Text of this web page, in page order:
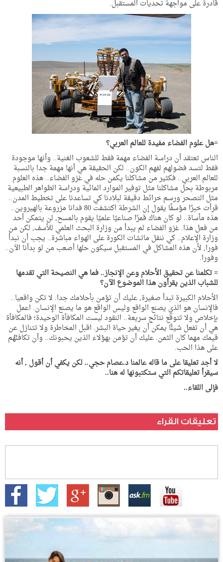
قادرة على مواجهة تحديات المستقبل.
=هل علوم الفضاء مفيدة للعالم العربي؟
الناس تعتقد أن دراسة الفضاء مهمة فقط للشعوب الغنية.. وأنها موجودة
فقط لتسد فضولهم لفهم الكون.. لكن الحقيقة هي أنها مهمة جدا بالنسبة
للعالم العربي.. فكثير من مشاكلنا يكمن حله في غزو الفضاء.. هذه العلوم
مربوطة بحل مشاكلنا مثل توفير الموارد المائية ودراسة الظواهر الطبيعية
مثل التصحر ورسم خرائط دقيقة لبلادنا كي تساعدنا على تخطيط المدن..
قرأت خبرًا مؤسفًا يقول إن الشرطة اكتشفت 80 فدانا مزروعة بالهيروين..
هذه مأساة.. لو كان هناك قمرًا صناعيًا علميًا يقوم بالمسح, لن يتمكن أحد
من فعل هذا. غزو الفضاء لم يبدأ من وزارة البحث العلمي للأسف, لكن من
وزارة الإعلام.. كي ننقل ماتشات الكورة على الهواء مباشرة.. يجب أن نبدأ
فورا, لأن هذه المشاكل في المستقبل سيكون حلها أصعب من لو بدأنا الآن..
وفورا.
=تكلمنا عن تحقيق الأحلام وعن الإنجاز.. فما هي النصيحة التي تقدمها
للشباب الذين يقرأون هذا الموضوع الآن؟
الأحلام الكبيرة تبدأ صغيرة, عليك أن تؤمن بأحلامك جدا. لا تكن واقعيا..
فالإنسان هو الذي يصنع الواقع وليس الواقع هو ما يصنع الإنسان. اعمل
بإخلاص ولا تتوقع نتائج سريعة.. النقود ليست المكافأة الوحيدة؛ فالمكافأة
هي أن تفعل شيئًا يمكن أن يغير حياة البشر. اقبل المخاطرة ولا تتنازل عن
قيمك مهما كان الثمن. عليك أن تؤمن بهؤلاء الذين يحبونك.. وأن تكافئَهُم
على هذا الحب.
لا أجد تعليقا على ما قاله عالمنا د.عصام حجي.. لكن يكفي أن أقول , أنه
سيقرأ تعليقاتكم التي ستكتبونها له هنا..
فإلى اللقاء..
تعليقات القراء